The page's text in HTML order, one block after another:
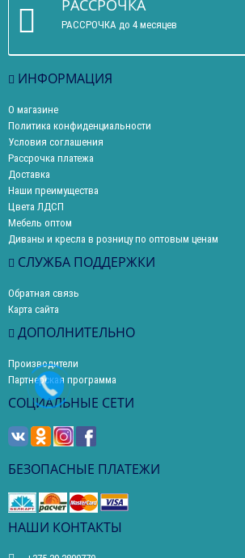
РАССРОЧКА
РАССРОЧКА до 4 месяцев
ИНФОРМАЦИЯ
О магазине
Политика конфиденциальности
Условия соглашения
Рассрочка платежа
Доставка
Наши преимущества
Цвета ЛДСП
Мебель оптом
Диваны и кресла в розницу по оптовым ценам
СЛУЖБА ПОДДЕРЖКИ
Обратная связь
Карта сайта
ДОПОЛНИТЕЛЬНО
Производители
Партнерская программа
СОЦИАЛЬНЫЕ СЕТИ
БЕЗОПАСНЫЕ ПЛАТЕЖИ
НАШИ КОНТАКТЫ